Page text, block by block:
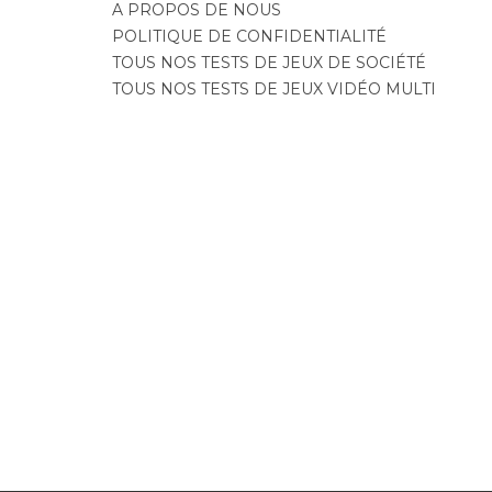
A PROPOS DE NOUS
POLITIQUE DE CONFIDENTIALITÉ
TOUS NOS TESTS DE JEUX DE SOCIÉTÉ
TOUS NOS TESTS DE JEUX VIDÉO MULTI